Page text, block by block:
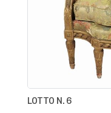
LOTTO N. 6